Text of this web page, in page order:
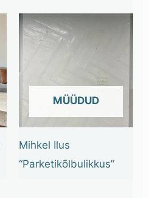
OUT OF STOCK
Mihkel Ilus
“Parketikõlbulikkus”